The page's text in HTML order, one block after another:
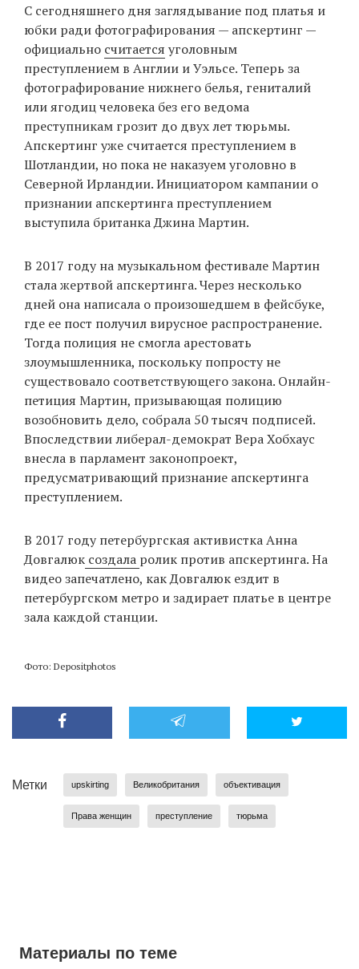
EN
UA
C сегодняшнего дня заглядывание под платья и
юбки ради фотографирования — апскертинг —
официально считается уголовным
преступлением в Англии и Уэльсе. Теперь за
фотографирование нижнего белья, гениталий
или ягодиц человека без его ведома
преступникам грозит до двух лет тюрьмы.
Апскертинг уже считается преступлением в
Шотландии, но пока не наказуем уголовно в
Северной Ирландии. Инициатором кампании о
признании апскертинга преступлением
выступила британка Джина Мартин.
В 2017 году на музыкальном фестивале Мартин
стала жертвой апскертинга. Через несколько
дней она написала о произошедшем в фейсбуке,
где ее пост получил вирусное распространение.
Тогда полиция не смогла арестовать
злоумышленника, поскольку попросту не
существовало соответствующего закона. Онлайн-
петиция Мартин, призывающая полицию
возобновить дело, собрала 50 тысяч подписей.
Впоследствии либерал-демократ Вера Хобхаус
внесла в парламент законопроект,
предусматривающий признание апскертинга
преступлением.
В 2017 году петербургская активистка Анна
Довгалюк создала ролик против апскертинга. На
видео запечатлено, как Довгалюк ездит в
петербургском метро и задирает платье в центре
зала каждой станции.
Фото: Depositphotos
Метки upskirting Великобритания объективация
Права женщин преступление тюрьма
Материалы по теме